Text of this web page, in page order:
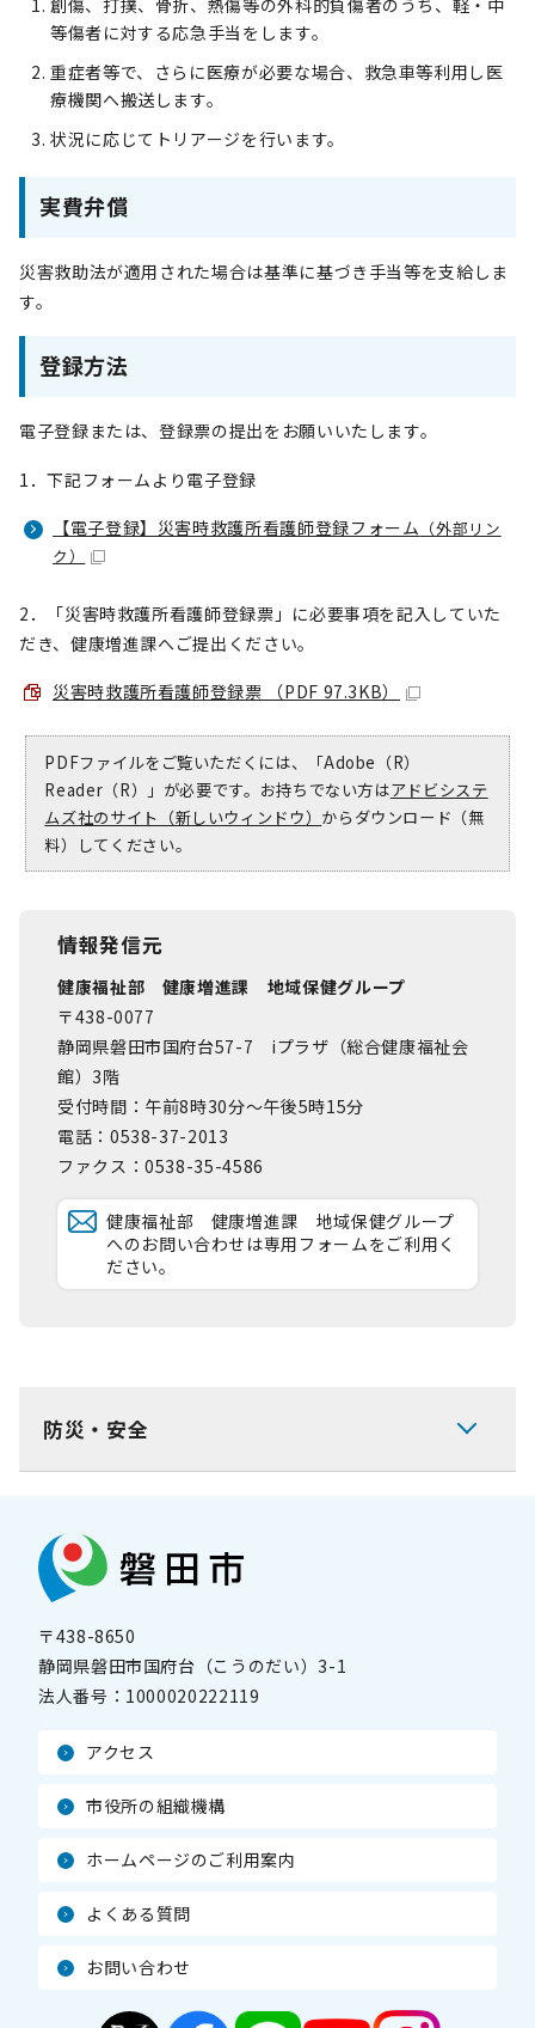
創傷、打撲、骨折、熱傷等の外科的負傷者のうち、軽・中
等傷者に対する応急手当をします。
重症者等で、さらに医療が必要な場合、救急車等利用し医
療機関へ搬送します。
状況に応じてトリアージを行います。
実費弁償
災害救助法が適用された場合は基準に基づき手当等を支給しま
す。
登録方法
電子登録または、登録票の提出をお願いいたします。
1．下記フォームより電子登録
【電子登録】災害時救護所看護師登録フォーム （外部リン
ク）
2．「災害時救護所看護師登録票」に必要事項を記入していた
だき、健康増進課へご提出ください。
災害時救護所看護師登録票 （PDF 97.3KB）
PDFファイルをご覧いただくには、「Adobe（R）
Reader（R）」が必要です。お持ちでない方はアドビシステ
ムズ社のサイト（新しいウィンドウ） からダウンロード（無
料）してください。
情報発信元
健康福祉部 健康増進課 地域保健グループ
〒438-0077
静岡県磐田市国府台57-7 iプラザ（総合健康福祉会
館）3階
受付時間：午前8時30分～午後5時15分
電話：0538-37-2013
ファクス：0538-35-4586
健康福祉部 健康増進課 地域保健グループ
へのお問い合わせは専用フォームをご利用く
ださい。
防災・安全
〒438-8650
静岡県磐田市国府台（こうのだい）3-1
法人番号： 1000020222119
アクセス
市役所の組織機構
ホームページのご利用案内
よくある質問
お問い合わせ